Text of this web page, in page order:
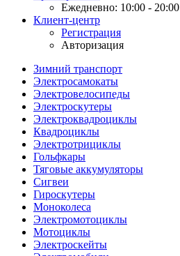
Ежедневно: 10:00 - 20:00
Клиент-центр
Регистрация
Авторизация
Зимний транспорт
Электросамокаты
Электровелосипеды
Электроскутеры
Электроквадроциклы
Квадроциклы
Электротрициклы
Гольфкары
Тяговые аккумуляторы
Сигвеи
Гироскутеры
Моноколеса
Электромотоциклы
Мотоциклы
Электроскейты